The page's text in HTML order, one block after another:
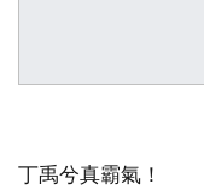
丁禹兮真霸氣！